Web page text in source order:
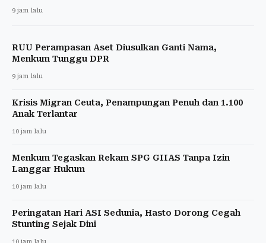
9 jam lalu
RUU Perampasan Aset Diusulkan Ganti Nama,
Menkum Tunggu DPR
9 jam lalu
Krisis Migran Ceuta, Penampungan Penuh dan 1.100
Anak Terlantar
10 jam lalu
Menkum Tegaskan Rekam SPG GIIAS Tanpa Izin
Langgar Hukum
10 jam lalu
Peringatan Hari ASI Sedunia, Hasto Dorong Cegah
Stunting Sejak Dini